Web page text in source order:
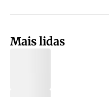
Mais lidas